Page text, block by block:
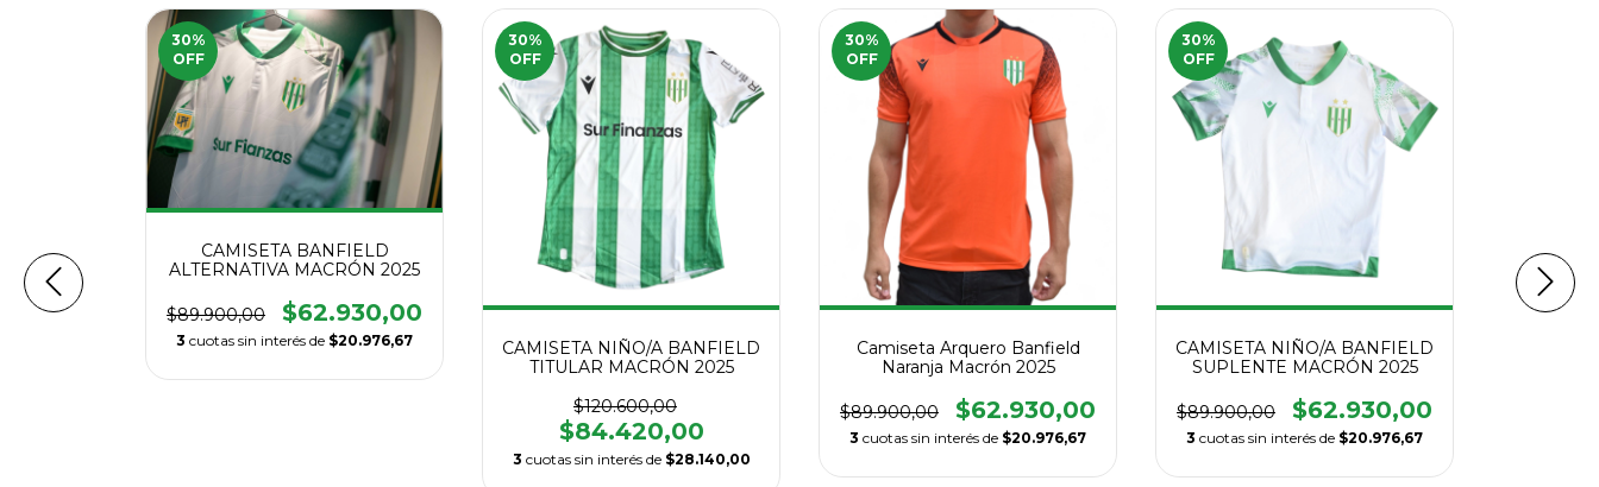
30%
OFF
CAMISETA BANFIELD
ALTERNATIVA MACRÓN 2025
$89.900,00 $62.930,00
3 cuotas sin interés de $20.976,67
30%
OFF
CAMISETA NIÑO/A BANFIELD
TITULAR MACRÓN 2025
$120.600,00
$84.420,00
3 cuotas sin interés de $28.140,00
30%
OFF
Camiseta Arquero Banfield
Naranja Macrón 2025
$89.900,00 $62.930,00
3 cuotas sin interés de $20.976,67
30%
OFF
CAMISETA NIÑO/A BANFIELD
SUPLENTE MACRÓN 2025
$89.900,00 $62.930,00
3 cuotas sin interés de $20.976,67